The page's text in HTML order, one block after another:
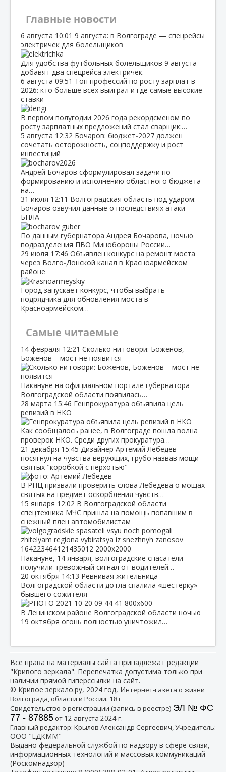
Главные новости
6 августа 10:01 9 августа: в Волгограде — спецрейсы
электричек для болельщиков
Для удобства футбольных болельщиков 9 августа
добавят два спецрейса электричек.
6 августа 09:51 Топ профессий по росту зарплат в
2026: кто больше всех выиграл и где самые высокие
ставки
В первом полугодии 2026 года рекордсменом по
росту зарплатных предложений стал сварщик:…
5 августа 12:32 Бочаров: бюджет‑2027 должен
сочетать осторожность, соцподдержку и рост
инвестиций
Андрей Бочаров сформулировал задачи по
формированию и исполнению областного бюджета
на…
31 июля 12:11 Волгоградская область под ударом:
Бочаров озвучил данные о последствиях атаки
БПЛА
По данным губернатора Андрея Бочарова, ночью
подразделения ПВО Минобороны России…
29 июля 17:46 Объявлен конкурс на ремонт моста
через Волго‑Донской канал в Красноармейском
районе
Город запускает конкурс, чтобы выбрать
подрядчика для обновления моста в
Красноармейском…
Самые читаемые
14 февраля 12:21 Сколько ни говори: Боженов,
Боженов – мост не появится
Накануне на официальном портале губернатора
Волгоградской области появилась…
28 марта 15:46 Генпрокуратура объявила цель
ревизий в НКО
Как сообщалось ранее, в Волгограде пошла волна
проверок НКО. Среди других прокуратура…
21 декабря 15:45 Дизайнер Артемий Лебедев
посягнул на чувства верующих, грубо назвав мощи
святых "коробкой с перхотью"
В РПЦ призвали проверить слова Лебедева о мощах
святых на предмет оскорбления чувств…
15 января 12:02 В Волгоградской области
спецтехника МЧС пришла на помощь попавшим в
снежный плен автомобилистам
Накануне, 14 января, волгоградские спасатели
получили тревожный сигнал от водителей…
20 октября 14:13 Ревнивая жительница
Волгоградской области дотла спалила «шестерку»
бывшего сожителя
В Ленинском районе Волгоградской области ночью
19 октября огонь полностью уничтожил…
Все права на материалы сайта принадлежат редакции
"Кривого зеркала". Перепечатка допустима только при
наличии прямой гиперссылки на сайт.
© Кривое зеркало.ру, 2024 год, Интернет-газета о жизни
Волгограда, области и России. 18+
Свидетельство о регистрации (запись в реестре) ЭЛ № ФС
77 - 87885от 12 августа 2024 г.
Главный редактор: Крылов Александр Сергеевич, Учредитель:
ООО "ЕДКММ"
Выдано федеральной службой по надзору в сфере связи,
информационных технологий и массовых коммуникаций
(Роскомнадзор)